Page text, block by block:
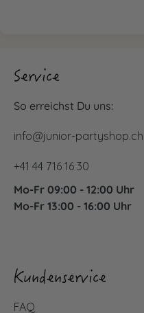
Service
So erreichst Du uns:
info@junior-partyshop.ch
+41 44 716 16 30
Mo-Fr 09:00 - 12:00 Uhr
Mo-Fr 13:00 - 16:00 Uhr
Kundenservice
FAQ